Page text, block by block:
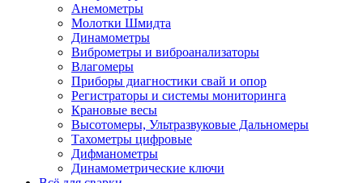
Анемометры
Молотки Шмидта
Динамометры
Виброметры и виброанализаторы
Влагомеры
Приборы диагностики свай и опор
Регистраторы и системы мониторинга
Крановые весы
Высотомеры, Ультразвуковые Дальномеры
Тахометры цифровые
Дифманометры
Динамометрические ключи